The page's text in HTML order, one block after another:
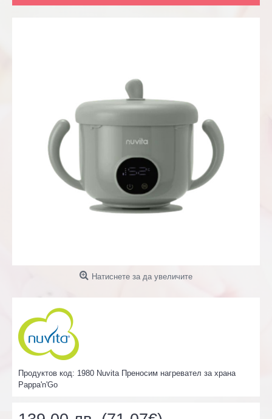
Натиснете за да увеличите
Продуктов код: 1980 Nuvita Преносим нагревател за храна
Pappa'n'Go